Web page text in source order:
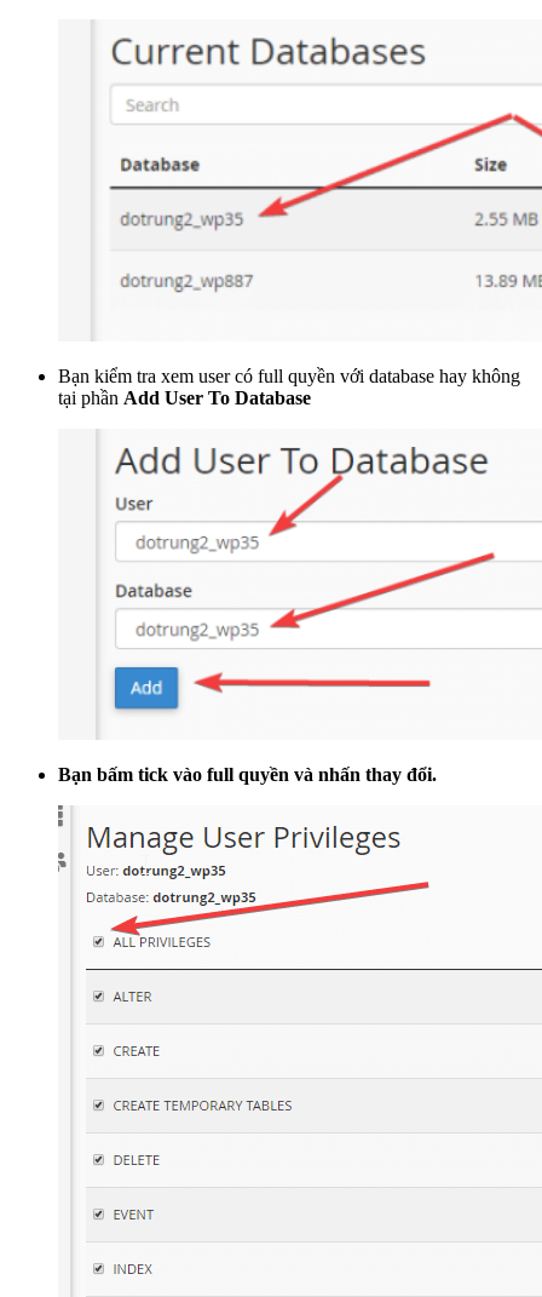
Bạn kiểm tra xem user có full quyền với database hay không
tại phần Add User To Database
Bạn bấm tick vào full quyền và nhấn thay đổi.